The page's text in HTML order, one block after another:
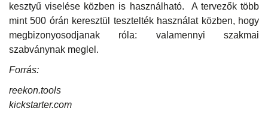
kesztyű viselése közben is használható. A tervezők több
mint 500 órán keresztül tesztelték használat közben, hogy
megbizonyosodjanak róla: valamennyi szakmai
szabványnak meglel.
Forrás:
reekon.tools
kickstarter.com